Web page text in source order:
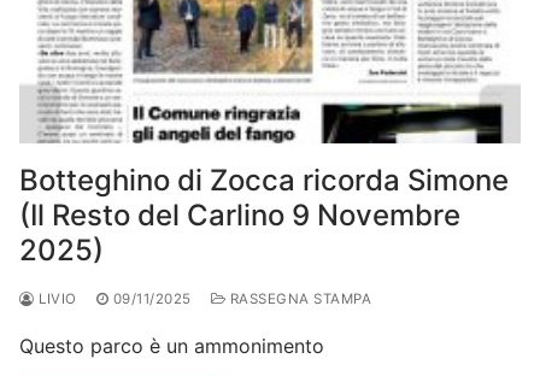
Botteghino di Zocca ricorda Simone
(Il Resto del Carlino 9 Novembre
2025)
LIVIO 09/11/2025 RASSEGNA STAMPA
Questo parco è un ammonimento